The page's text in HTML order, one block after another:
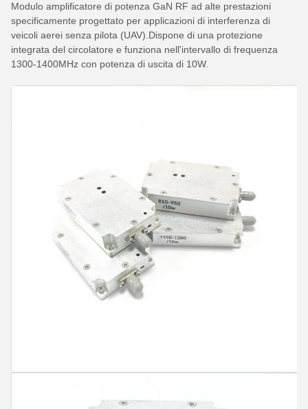
Modulo amplificatore di potenza GaN RF ad alte prestazioni
specificamente progettato per applicazioni di interferenza di
veicoli aerei senza pilota (UAV).Dispone di una protezione
integrata del circolatore e funziona nell'intervallo di frequenza
1300-1400MHz con potenza di uscita di 10W.